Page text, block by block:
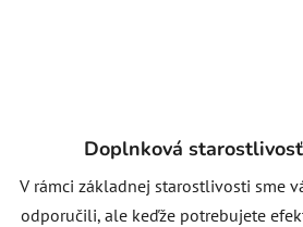
Doplnková
V rámci základnej starostlivosti sme
odporučili, ale keďže potrebujete